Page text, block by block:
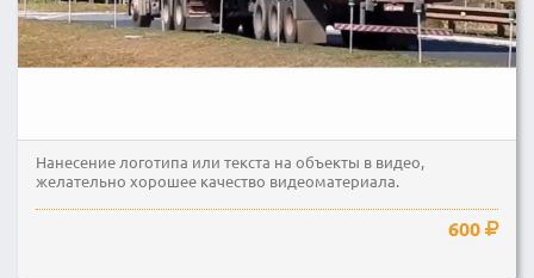
Нанесение логотипа или текста на объекты в видео,
желательно хорошее качество видеоматериала.
600